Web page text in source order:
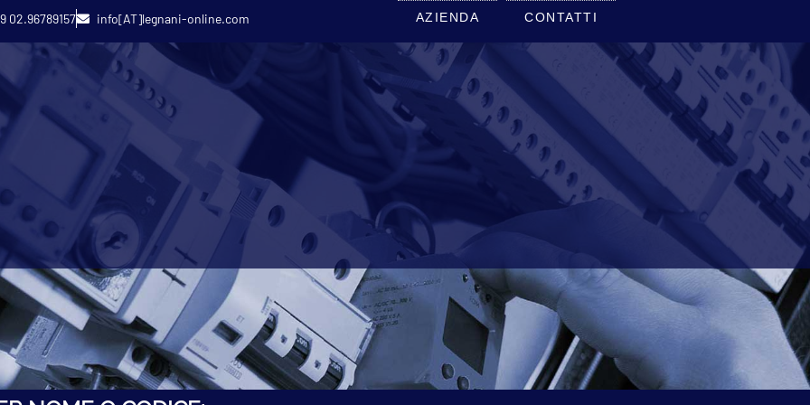
02.96789157 info[AT]legnani-online.com AZIENDA CONTATTI